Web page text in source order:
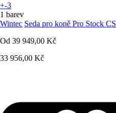
+-3
1 barev
Wintec Seda pro koně Pro Stock CS
Od 39 949,00 Kč
33 956,00 Kč